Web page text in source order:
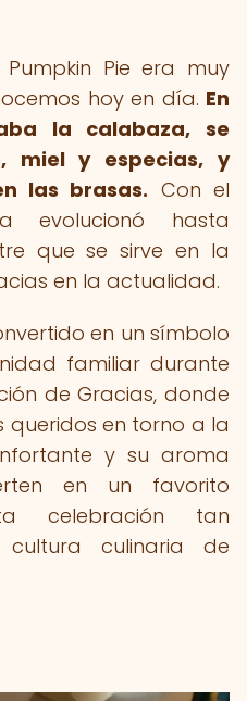
Pie era muy
hoy en día. En
la calabaza, se
miel y especias, y
las brasas. Con el
evolucionó hasta
que se sirve en la
en la actualidad.
en un símbolo
familiar durante
de Gracias, donde
queridos en torno a la
y su aroma
en un favorito
celebración tan
culinaria de